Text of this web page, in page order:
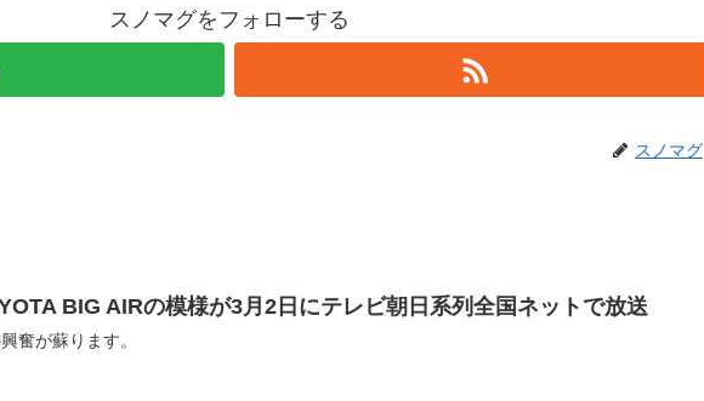
スノマグをフォローする
スノマグ
BIG AIRの模様が3月2日にテレビ朝日系列全国ネットで放送
奮が蘇ります。